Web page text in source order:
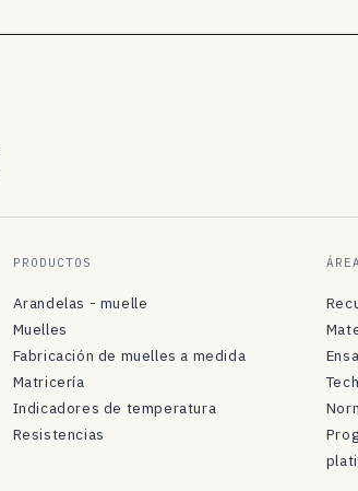
PRODUCTOS
Arandelas - muelle
Muelles
Fabricación de muelles a medida
Matricería
Indicadores de temperatura
Resistencias